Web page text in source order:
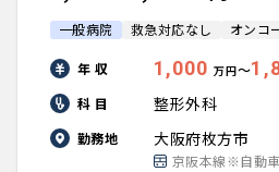
一般病院 救急対応なし オンコ
年 収 1,000 万円〜
科 目 整形外科
勤務地 大阪府枚方市
京阪本線※自動